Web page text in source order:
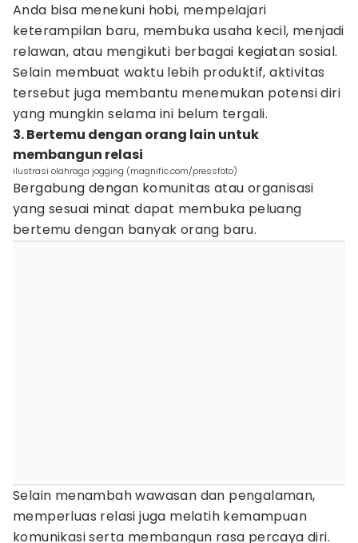
Anda bisa menekuni hobi, mempelajari
keterampilan baru, membuka usaha kecil, menjadi
relawan, atau mengikuti berbagai kegiatan sosial.
Selain membuat waktu lebih produktif, aktivitas
tersebut juga membantu menemukan potensi diri
yang mungkin selama ini belum tergali.
3. Bertemu dengan orang lain untuk
membangun relasi
ilustrasi olahraga jogging (magnific.com/pressfoto)
Bergabung dengan komunitas atau organisasi
yang sesuai minat dapat membuka peluang
bertemu dengan banyak orang baru.
Selain menambah wawasan dan pengalaman,
memperluas relasi juga melatih kemampuan
komunikasi serta membangun rasa percaya diri.